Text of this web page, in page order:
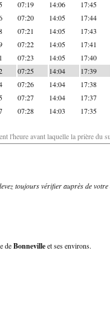
07:19 14:06 17:45
07:20 14:05 17:44
07:21 14:05 17:43
07:22 14:05 17:41
07:23 14:05 17:40
07:25 14:04 17:39
07:26 14:04 17:38
07:27 14:04 17:37
07:28 14:03 17:35
l'heure avant laquelle la prière du
toujours vérifier auprès de votre
deBonnevilleet ses environs.